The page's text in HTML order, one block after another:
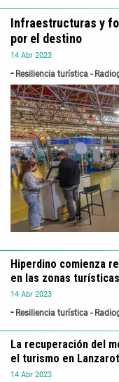
14 Abr 2023
Resiliencia turística -
Infraestructuras y
por el destino
14 Abr 2023
Resiliencia turística -
Hiperdino comienza
en las zonas turísticas
14 Abr 2023
La recuperación del
el turismo en